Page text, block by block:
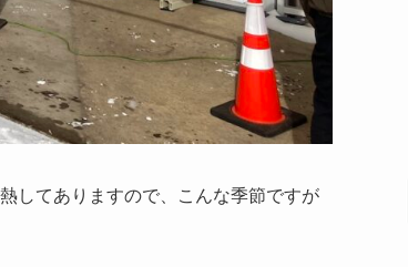
してありますので、こんな季節ですが